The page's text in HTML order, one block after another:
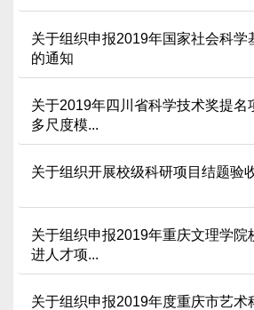
关于组织申报2019年国家社会科学
的通知
关于2019年四川省科学技术奖提名
多尺度模...
关于组织开展校级科研项目结题验
关于组织申报2019年重庆文理学院
进人才项...
关于组织申报2019年度重庆市艺术